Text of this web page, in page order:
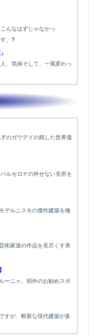
んなはずじゃなかっ
。?
、気候そして、一風変わっ
のガウデイの残した世界遺
ルセロナの外せない見所を
デルニスモの傑作建築を徹
術家達の作品を見尽くす美
ーニャ。郊外のお勧めスポ
すが、斬新な現代建築が多